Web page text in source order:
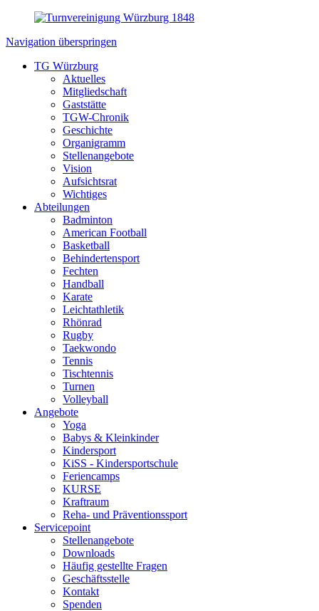
Navigation überspringen
TG Würzburg
Aktuelles
Mitgliedschaft
Gaststätte
TGW-Chronik
Geschichte
Organigramm
Stellenangebote
Vision
Aufsichtsrat
Wichtiges
Abteilungen
Badminton
American Football
Basketball
Behindertensport
Fechten
Handball
Karate
Leichtathletik
Rhönrad
Rugby
Taekwondo
Tennis
Tischtennis
Turnen
Volleyball
Angebote
Yoga
Babys & Kleinkinder
Kindersport
KiSS - Kindersportschule
Feriencamps
KURSE
Kraftraum
Reha- und Präventionssport
Servicepoint
Stellenangebote
Downloads
Häufig gestellte Fragen
Geschäftsstelle
Kontakt
Spenden